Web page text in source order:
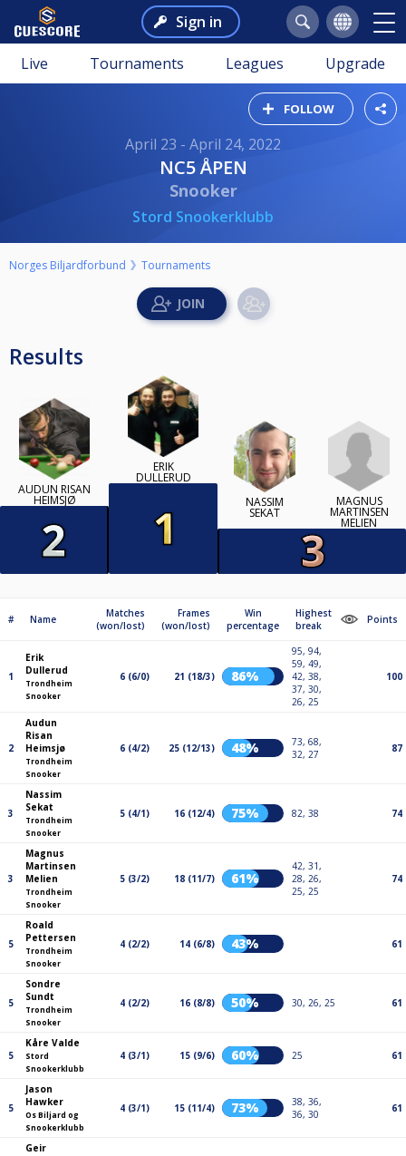
Sign in
Live Tournaments Leagues Upgrade
FOLLOW
April 23 - April 24, 2022
NC5 ÅPEN
Snooker
Stord Snookerklubb
Norges Biljardforbund Tournaments
Results
AUDUN RISAN
HEIMSJØ
ERIK
DULLERUD
NASSIM
SEKAT
MAGNUS
MARTINSEN
MELIEN
# Name
Matches
(won/lost)
Frames
(won/lost)
Win
percentage
Highest
break
Points
1
Erik
Dullerud
Trondheim
Snooker
6 (6/0) 21 (18/3) 86%
95, 94,
59, 49,
42, 38,
37, 30,
26, 25
100
2
Audun
Risan
Heimsjø
Trondheim
Snooker
6 (4/2) 25 (12/13) 48%
73, 68,
32, 27
87
3
Nassim
Sekat
Trondheim
Snooker
5 (4/1) 16 (12/4) 75% 82, 38 74
3
Magnus
Martinsen
Melien
Trondheim
Snooker
5 (3/2) 18 (11/7) 61%
42, 31,
28, 26,
25, 25
74
5
Roald
Pettersen
Trondheim
Snooker
4 (2/2) 14 (6/8) 43% 61
5
Sondre
Sundt
Trondheim
Snooker
4 (2/2) 16 (8/8) 50% 30, 26, 25 61
5
Kåre Valde
Stord
Snookerklubb
4 (3/1) 15 (9/6) 60% 25 61
5
Jason
Hawker
Os Biljard og
Snookerklubb
4 (3/1) 15 (11/4) 73%
38, 36,
36, 30
61
Geir